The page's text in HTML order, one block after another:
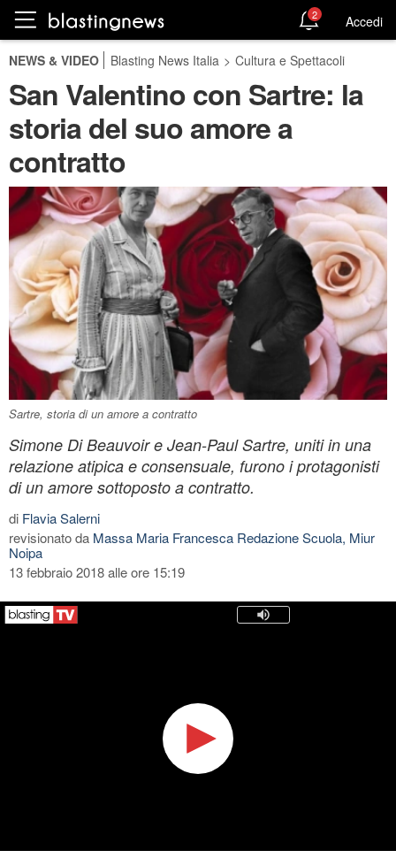
2 Accedi
NEWS & VIDEO Blasting News Italia > Cultura e Spettacoli
San Valentino con Sartre: la
storia del suo amore a
contratto
Sartre, storia di un amore a contratto
Simone Di Beauvoir e Jean-Paul Sartre, uniti in una
relazione atipica e consensuale, furono i protagonisti
di un amore sottoposto a contratto.
di Flavia Salerni
revisionato da Massa Maria Francesca Redazione Scuola, Miur
Noipa
13 febbraio 2018 alle ore 15:19